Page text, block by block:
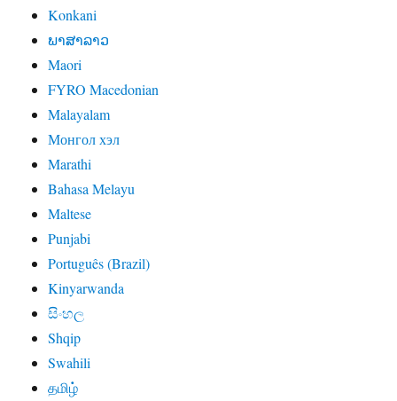
Konkani
ພາສາລາວ
Maori
FYRO Macedonian
Malayalam
Монгол хэл
Marathi
Bahasa Melayu
Maltese
Punjabi
Português (Brazil)
Kinyarwanda
සිංහල
Shqip
Swahili
தமிழ்